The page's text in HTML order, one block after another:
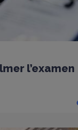
l’examen